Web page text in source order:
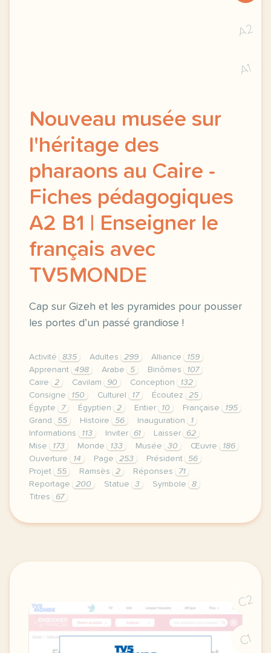
A2
A1
Nouveau musée sur
l'héritage des
pharaons au Caire -
Fiches pédagogiques
A2 B1 | Enseigner le
français avec
TV5MONDE
Cap sur Gizeh et les pyramides pour pousser
les portes d’un passé grandiose !
Activité 835 Adultes 299 Alliance
159
Apprenant
498 Arabe 5 Binômes
107
Caire
2 Cavilam 90 Conception
132
Consigne
150 Culturel 17 Écoutez
25
Égypte
7 Égyptien 2 Entier 10 Française
195
Grand
55 Histoire 56 Inauguration
1
Informations
113 Inviter 61 Laisser
62
Mise
173 Monde 133 Musée 30 Œuvre
186
Ouverture
14 Page 253 Président
56
Projet
55 Ramsès 2 Réponses
71
Reportage
200 Statue 3 Symbole
8
Titres
67
continuer sans accepter le respect de votre vie
C2
C1